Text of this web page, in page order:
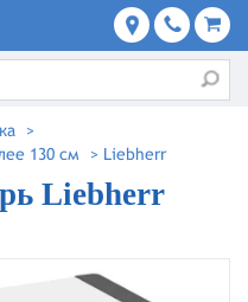
>
130 см
> Liebherr
Liebherr